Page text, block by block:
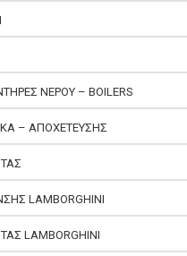
ΝΕΡΟΥ – BOILERS
– ΑΠΟΧΕΤΕΥΣΗΣ
LAMBORGHINI
LAMBORGHINI